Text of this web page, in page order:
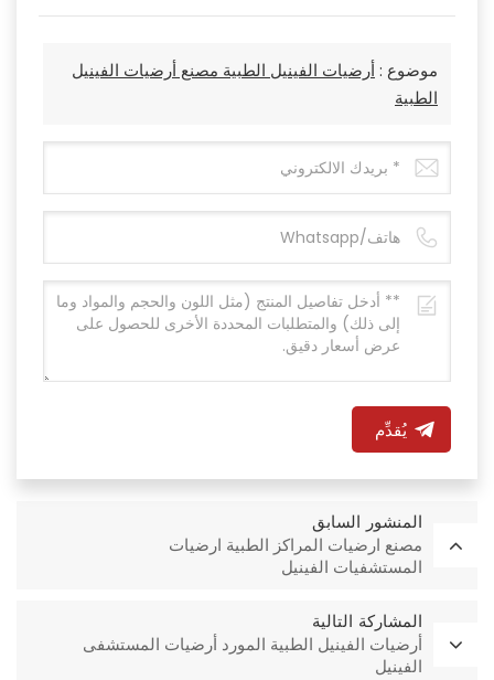
موضوع :أرضيات الفينيل الطبية مصنع أرضيات الفينيل
الطبية
يُقدِّم
المنشور السابق
مصنع ارضيات المراكز الطبية ارضيات
المستشفيات الفينيل
المشاركة التالية
أرضيات الفينيل الطبية المورد أرضيات المستشفى
الفينيل